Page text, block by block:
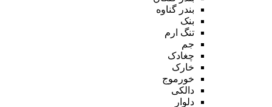
بندر گناوه
بنک
تنگ ارم
جم
چغادک
خارک
خورموج
دالکی
دلوار